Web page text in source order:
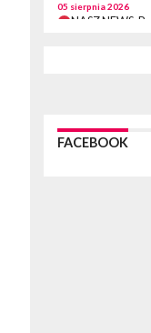
05 sierpnia 2026
NASZ NEWS.
WYDARZENIA
FACEBOOK